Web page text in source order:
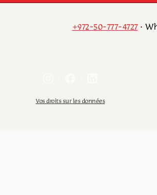
·
+972-50-777-4727
Vos droits sur les données